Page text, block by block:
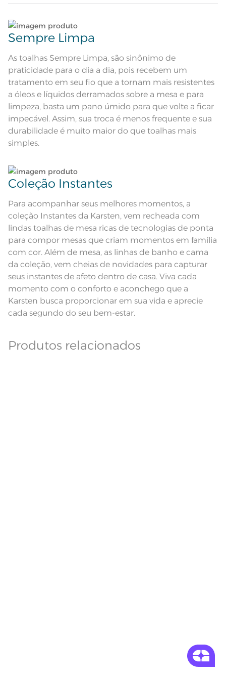
Romã
Composição
Tamanho
Cor Azul
Cor Comercial Turquesa
Itens Inclusos 1 Toalha de Mesa
Medida
Acabamento
Instruções de Lavagem
Ferro de passar com temperatura
maxima de 150ºC; Proibido lavar a
seco;
Modelo Retangular
Observações
Pode haver pequena variação de
cor, de acordo com a configuração
e modelo do monitor ou do
aparelho celular. Consultar a cor
nas especificações técnicas do
Linha Sempre limpa
Lave tipos de tecidos distintos separadamente;
Não lave cores claras e cores escuras no mesmo
ciclo;
No caso de derramamento acidental de líquidos,
condimentos ou molhos sobre o tecido, limpe
imediatamente utilizando um pano umedecido
em água sem comprimir ou friccionar a sujeira
para dentro, e deixe secar naturalmente;
No caso de manchas persistentes, não removidas
com pano umedecido em água, após a remoção
conforme instruções na etiqueta;
Dê preferência para secar no varal, à sombra;
Leia atentamente as instruções na etiqueta.
Sempre Limpa
As toalhas Sempre Limpa, são sinônimo de
praticidade para o dia a dia, pois recebem um
tratamento em seu fio que a tornam mais resistentes
a óleos e líquidos derramados sobre a mesa e para
limpeza, basta um pano úmido para que volte a ficar
impecável. Assim, sua troca é menos frequente e sua
durabilidade é muito maior do que toalhas mais
simples.
Coleção Instantes
Para acompanhar seus melhores momentos, a
coleção Instantes da Karsten, vem recheada com
lindas toalhas de mesa ricas de tecnologias de ponta
para compor mesas que criam momentos em família
com cor. Além de mesa, as linhas de banho e cama
da coleção, vem cheias de novidades para capturar
seus instantes de afeto dentro de casa. Viva cada
momento com o conforto e aconchego que a
Karsten busca proporcionar em sua vida e aprecie
cada segundo do seu bem-estar.
Produtos relacionados